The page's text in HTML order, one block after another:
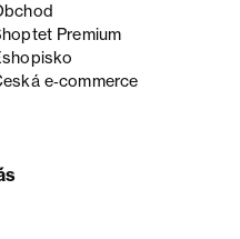
Premium
e‑commerce